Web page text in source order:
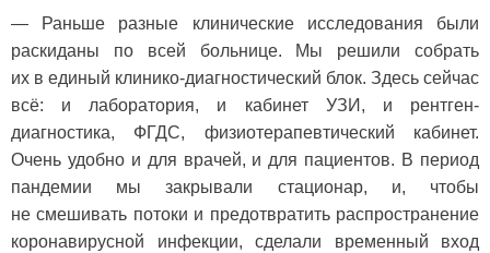
— Раньше разные клинические исследования были
раскиданы по всей больнице. Мы решили собрать
их в единый клинико-диагностический блок. Здесь сейчас
всё: и лаборатория, и кабинет УЗИ, и рентген-
диагностика, ФГДС, физиотерапевтический кабинет.
Очень удобно и для врачей, и для пациентов. В период
пандемии мы закрывали стационар, и, чтобы
не смешивать потоки и предотвратить распространение
коронавирусной инфекции, сделали временный вход